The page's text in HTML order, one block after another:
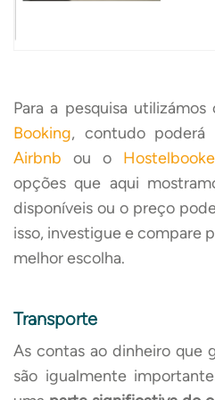
Para a pesquisa utilizámos
Booking, contudo
Airbnb ou o
opções que aqui
disponíveis ou o preço
isso, investigue e compare
melhor escolha.
Transporte
As contas ao dinheiro que
são igualmente